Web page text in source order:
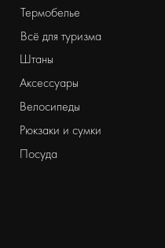
Штаны
Рюкзаки и сумки
Термобелье
Всё для туризма
Велосипеды
Аксессуары
Посуда